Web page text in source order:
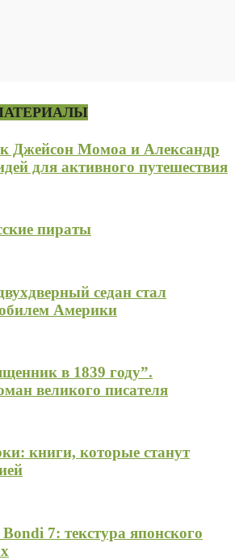
Джейсон Момоа и Александр
для активного путешествия
пираты
седан стал
Америки
в 1839 году”.
великого писателя
книги, которые станут
7: текстура японского